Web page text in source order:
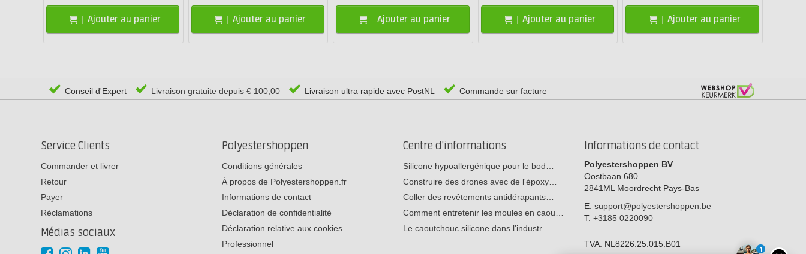
Ajouter au panier Ajouter au panier Ajouter au panier Ajouter au panier Ajouter au panier
Conseil d'Expert Livraison gratuite depuis € 100,00 Livraison ultra rapide avec PostNL Commande sur facture
Service Clients
Commander et livrer
Retour
Payer
Réclamations
Médias sociaux
Polyestershoppen
Conditions générales
À propos de Polyestershoppen.fr
Informations de contact
Déclaration de confidentialité
Déclaration relative aux cookies
Professionnel
Centre d'informations
Silicone hypoallergénique pour le bod…
Construire des drones avec de l'époxy…
Coller des revêtements antidérapants…
Comment entretenir les moules en caou…
Le caoutchouc silicone dans l'industr…
Informations de contact
Polyestershoppen BV
Oostbaan 680
2841ML Moordrecht Pays-Bas
E: support@polyestershoppen.be
T: +3185 0220090
TVA: NL8226.25.015.B01
1